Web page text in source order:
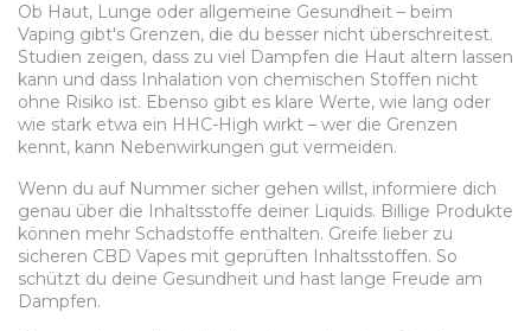
Ob Haut, Lunge oder allgemeine Gesundheit – beim
Vaping gibt's Grenzen, die du besser nicht überschreitest.
Studien zeigen, dass zu viel Dampfen die Haut altern lassen
kann und dass Inhalation von chemischen Stoffen nicht
ohne Risiko ist. Ebenso gibt es klare Werte, wie lang oder
wie stark etwa ein HHC-High wirkt – wer die Grenzen
kennt, kann Nebenwirkungen gut vermeiden.
Wenn du auf Nummer sicher gehen willst, informiere dich
genau über die Inhaltsstoffe deiner Liquids. Billige Produkte
können mehr Schadstoffe enthalten. Greife lieber zu
sicheren CBD Vapes mit geprüften Inhaltsstoffen. So
schützt du deine Gesundheit und hast lange Freude am
Dampfen.